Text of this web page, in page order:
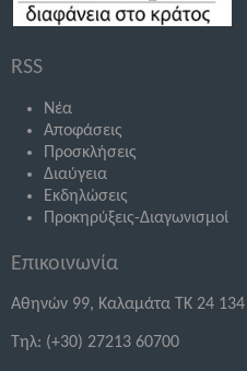
RSS
Νέα
Αποφάσεις
Προσκλήσεις
Διαύγεια
Εκδηλώσεις
Προκηρύξεις-Διαγωνισμοί
Επικοινωνία
Αθηνών 99, Καλαμάτα ΤΚ 24 134
Τηλ: (+30) 27213 60700